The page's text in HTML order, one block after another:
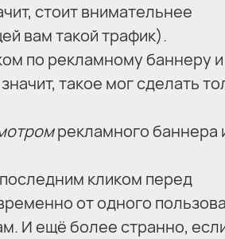
стоит внимательнее
вам такой трафик).
по рекламному баннеру и
такое мог сделать
рекламного баннера
кликом перед
от одного
И ещё более странно,